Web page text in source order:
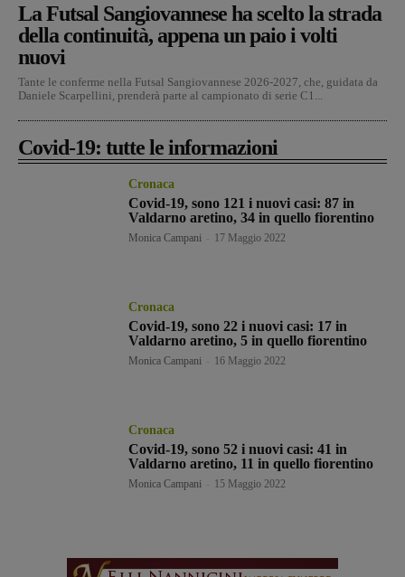
La Futsal Sangiovannese ha scelto la strada
della continuità, appena un paio i volti
nuovi
Tante le conferme nella Futsal Sangiovannese 2026-2027, che, guidata da
Daniele Scarpellini, prenderà parte al campionato di serie C1...
Covid-19: tutte le informazioni
Cronaca
Covid-19, sono 121 i nuovi casi: 87 in
Valdarno aretino, 34 in quello fiorentino
Monica Campani 17 Maggio 2022
Cronaca
Covid-19, sono 22 i nuovi casi: 17 in
Valdarno aretino, 5 in quello fiorentino
Monica Campani 16 Maggio 2022
Cronaca
Covid-19, sono 52 i nuovi casi: 41 in
Valdarno aretino, 11 in quello fiorentino
Monica Campani 15 Maggio 2022